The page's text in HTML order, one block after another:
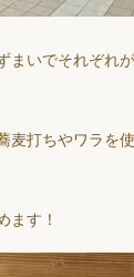
まいでそれぞれ
麦打ちやワラを
ます！